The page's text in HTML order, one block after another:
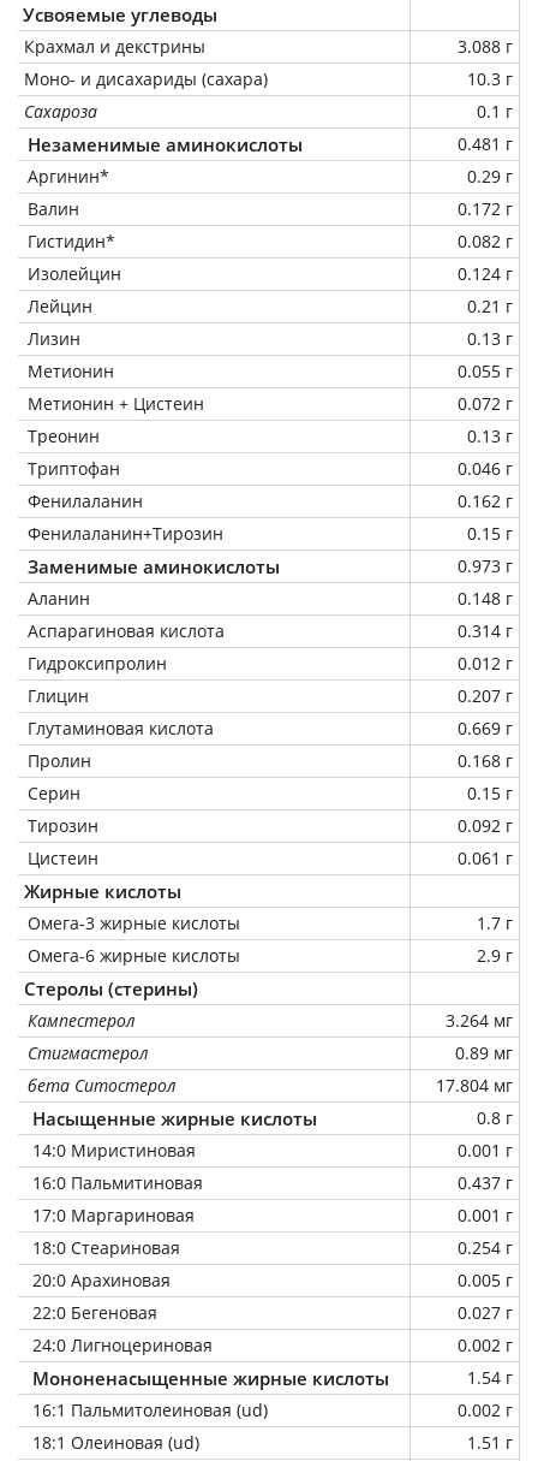
Усвояемые углеводы
Крахмал и декстрины
3.088 г
Моно- и дисахариды (сахара)
10.3 г
Сахароза
0.1 г
Незаменимые аминокислоты
0.481 г
Аргинин*
0.29 г
Валин
0.172 г
Гистидин*
0.082 г
Изолейцин
0.124 г
Лейцин
0.21 г
Лизин
0.13 г
Метионин
0.055 г
Метионин + Цистеин
0.072 г
Треонин
0.13 г
Триптофан
0.046 г
Фенилаланин
0.162 г
Фенилаланин+Тирозин
0.15 г
Заменимые аминокислоты
0.973 г
Аланин
0.148 г
Аспарагиновая кислота
0.314 г
Гидроксипролин
0.012 г
Глицин
0.207 г
Глутаминовая кислота
0.669 г
Пролин
0.168 г
Серин
0.15 г
Тирозин
0.092 г
Цистеин
0.061 г
Жирные кислоты
Омега-3 жирные кислоты
1.7 г
Омега-6 жирные кислоты
2.9 г
Стеролы (стерины)
Кампестерол
3.264 мг
Стигмастерол
0.89 мг
бета Ситостерол
17.804 мг
Насыщенные жирные кислоты
0.8 г
14:0 Миристиновая
0.001 г
16:0 Пальмитиновая
0.437 г
17:0 Маргариновая
0.001 г
18:0 Стеариновая
0.254 г
20:0 Арахиновая
0.005 г
22:0 Бегеновая
0.027 г
24:0 Лигноцериновая
0.002 г
Мононенасыщенные жирные кислоты
1.54 г
16:1 Пальмитолеиновая (ud)
0.002 г
18:1 Олеиновая (ud)
1.51 г